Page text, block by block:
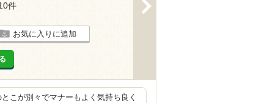
件
お気に入りに追加
こが別々でマナーもよく気持ち良く